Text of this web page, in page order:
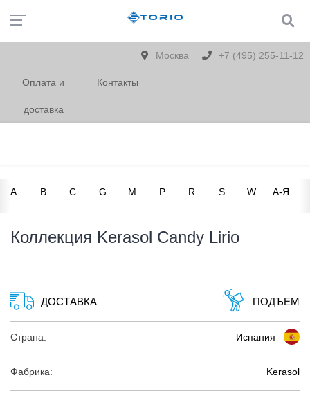
Москва +7 (495) 255-11-12
Оплата и
доставка
Контакты
A B C G M P R S W А-Я
Коллекция Kerasol Candy Lirio
ДОСТАВКА ПОДЪЕМ
Страна: Испания
Фабрика: Kerasol